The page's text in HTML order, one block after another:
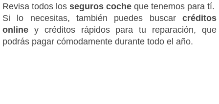
Revisa todos los seguros coche que tenemos para tí.
Si lo necesitas, también puedes buscar créditos
online y créditos rápidos para tu reparación, que
podrás pagar cómodamente durante todo el año.